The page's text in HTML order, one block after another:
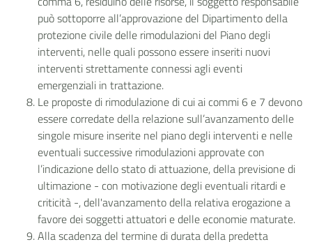
può sottoporre all’approvazione del Dipartimento della
protezione civile delle rimodulazioni del Piano degli
interventi, nelle quali possono essere inseriti nuovi
interventi strettamente connessi agli eventi
emergenziali in trattazione.
Le proposte di rimodulazione di cui ai commi 6 e 7 devono
essere corredate della relazione sull’avanzamento delle
singole misure inserite nel piano degli interventi e nelle
eventuali successive rimodulazioni approvate con
l’indicazione dello stato di attuazione, della previsione di
ultimazione - con motivazione degli eventuali ritardi e
criticità -, dell'avanzamento della relativa erogazione a
favore dei soggetti attuatori e delle economie maturate.
Alla scadenza del termine di durata della predetta